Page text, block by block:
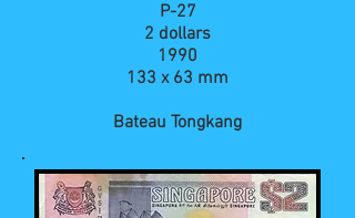
P-27
2 dollars
1990
133 x 63 mm
Bateau Tongkang